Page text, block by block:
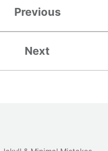
Previous
Next